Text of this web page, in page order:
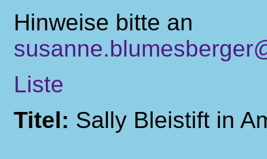
Hinweise bitte an
Liste
Titel: Sally Bleistift in